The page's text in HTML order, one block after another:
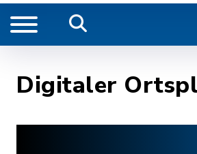
Digitaler